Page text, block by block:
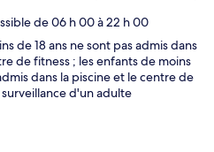
de 06 h 00 à 22 h 00
de 18 ans ne sont pas admis dans
de fitness ; les enfants de moins
dans la piscine et le centre de
d'un adulte